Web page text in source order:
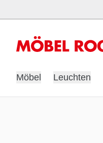
Möbel Leuchten